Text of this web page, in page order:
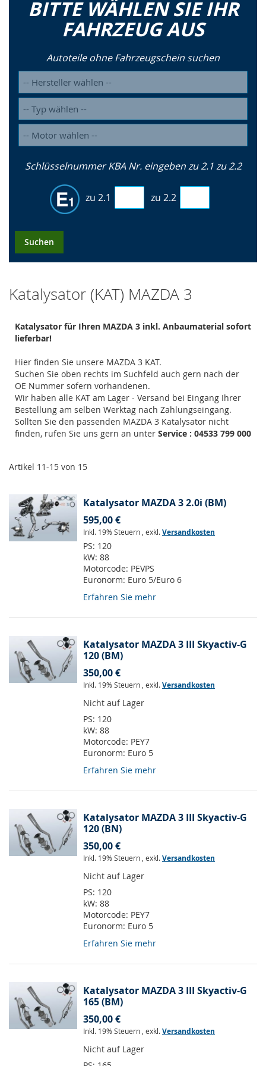
BITTE WÄHLEN SIE IHR
FAHRZEUG AUS
Autoteile ohne Fahrzeugschein suchen
Schlüsselnummer KBA Nr. eingeben zu 2.1 zu 2.2
zu 2.1 zu 2.2
Suchen
Katalysator (KAT) MAZDA 3
Katalysator für Ihren MAZDA 3 inkl. Anbaumaterial sofort
lieferbar!
Hier finden Sie unsere MAZDA 3 KAT.
Suchen Sie oben rechts im Suchfeld auch gern nach der
OE Nummer sofern vorhandenen.
Wir haben alle KAT am Lager - Versand bei Eingang Ihrer
Bestellung am selben Werktag nach Zahlungseingang.
Sollten Sie den passenden MAZDA 3 Katalysator nicht
finden, rufen Sie uns gern an unter Service : 04533 799 000
Artikel 11-15 von 15
Katalysator MAZDA 3 2.0i (BM)
595,00 €
Inkl. 19% Steuern , exkl.Versandkosten
PS: 120
kW: 88
Motorcode: PEVPS
Euronorm: Euro 5/Euro 6
Erfahren Sie mehr
Katalysator MAZDA 3 III Skyactiv-G
120 (BM)
350,00 €
Inkl. 19% Steuern , exkl.Versandkosten
Nicht auf Lager
PS: 120
kW: 88
Motorcode: PEY7
Euronorm: Euro 5
Erfahren Sie mehr
Katalysator MAZDA 3 III Skyactiv-G
120 (BN)
350,00 €
Inkl. 19% Steuern , exkl.Versandkosten
Nicht auf Lager
PS: 120
kW: 88
Motorcode: PEY7
Euronorm: Euro 5
Erfahren Sie mehr
Katalysator MAZDA 3 III Skyactiv-G
165 (BM)
350,00 €
Inkl. 19% Steuern , exkl.Versandkosten
Nicht auf Lager